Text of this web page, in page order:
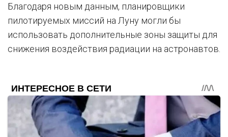
Благодаря новым данным, планировщики
пилотируемых миссий на Луну могли бы
использовать дополнительные зоны защиты для
снижения воздействия радиации на астронавтов.